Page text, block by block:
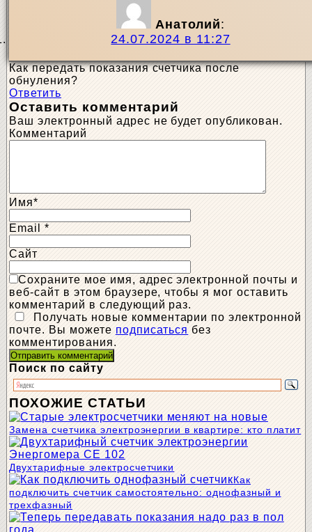
Анатолий:
24.07.2024 в 11:27
Как передать показания счетчика после
обнуления?
Ответить
Оставить комментарий
Ваш электронный адрес не будет опубликован.
Комментарий
Имя*
Email*
Сайт
Сохраните мое имя, адрес электронной почты и
веб-сайт в этом браузере, чтобы я мог оставить
комментарий в следующий раз.
Получать новые комментарии по электронной
почте. Вы можете подписаться без
комментирования.
Поиск по сайту
ПОХОЖИЕ СТАТЬИ
Замена счетчика электроэнергии в квартире: кто платит
Двухтарифные электросчетчики
Как
подключить счетчик самостоятельно: однофазный и
трехфазный